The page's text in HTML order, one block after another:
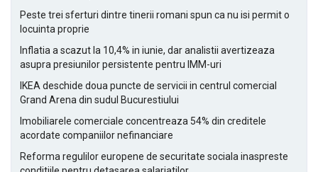
Peste trei sferturi dintre tinerii romani spun ca nu isi permit o
locuinta proprie
Inflatia a scazut la 10,4% in iunie, dar analistii avertizeaza
asupra presiunilor persistente pentru IMM-uri
IKEA deschide doua puncte de servicii in centrul comercial
Grand Arena din sudul Bucurestiului
Imobiliarele comerciale concentreaza 54% din creditele
acordate companiilor nefinanciare
Reforma regulilor europene de securitate sociala inaspreste